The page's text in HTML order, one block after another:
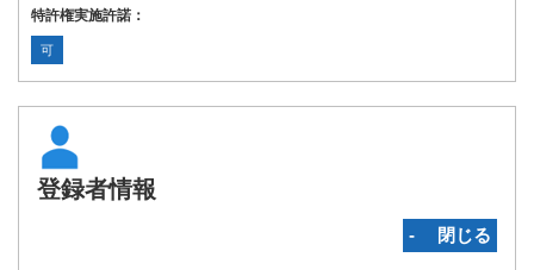
特許権実施許諾：
可
登録者情報
‐ 閉じる